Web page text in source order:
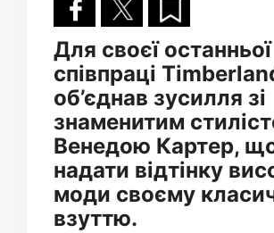
Для своєї останньої
співпраці
об’єднав зусилля зі
знаменитим
Венедою Картер,
надати відтінку
моди своєму
взуттю.